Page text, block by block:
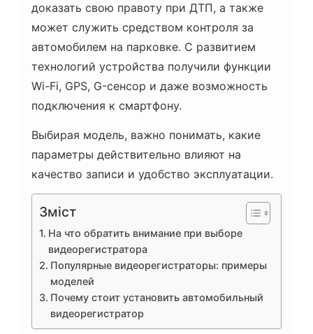
доказать свою правоту при ДТП, а также
может служить средством контроля за
автомобилем на парковке. С развитием
технологий устройства получили функции
Wi-Fi, GPS, G-сенсор и даже возможность
подключения к смартфону.
Выбирая модель, важно понимать, какие
параметры действительно влияют на
качество записи и удобство эксплуатации.
Зміст
На что обратить внимание при выборе
видеорегистратора
Популярные видеорегистраторы: примеры
моделей
Почему стоит установить автомобильный
видеорегистратор